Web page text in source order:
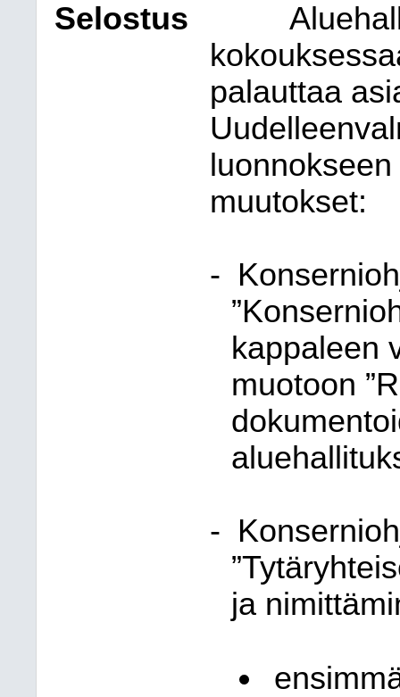
Selostus
palauttaa
muutokset:
-
kappaleen
muotoon
-
ja